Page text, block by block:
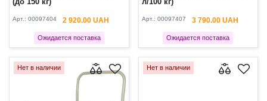
Арт.: 00097404 2 920.00 UAH
Ожидается поставка
Арт.: 00097407 3 790.00 UAH
Ожидается поставка
Нет в наличии Нет в наличии